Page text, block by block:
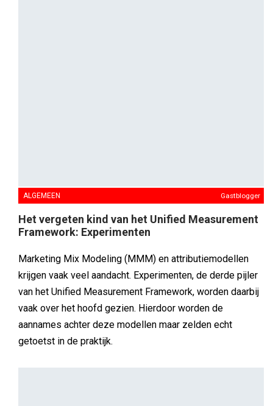
FOOD-EN-RETAIL Gastblogger
[column] Unilever zet voedsel buiten de deur,
althans...
Unilever zet een streep onder een tijdperk. De merken
Knorr, Hellmann’s en Calvé verdwijnen uit de kern van het
bedrijf. Maar helemaal weg uit voedsel is Unilever
bepaald niet, stelt Dick Veerman van Foodlog in dit
gastblog. 'Unilever neemt afscheid van voedsel, maar niet
echt.'